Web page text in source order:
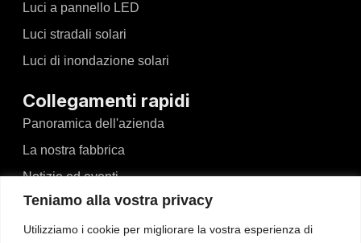
Teniamo alla vostra privacy
Utilizziamo i cookie per migliorare la vostra esperienza di
Luci a pannello LED
Luci stradali solari
Luci di inondazione solari
Collegamenti rapidi
Panoramica dell'azienda
La nostra fabbrica
Notizie ed eventi
Video
Blog